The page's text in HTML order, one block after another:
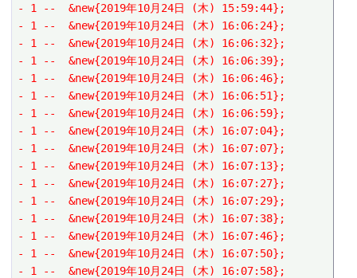
- 1 --  &new{2019年10月24日 (木) 15:59:44};
- 1 --  &new{2019年10月24日 (木) 16:06:24};
- 1 --  &new{2019年10月24日 (木) 16:06:32};
- 1 --  &new{2019年10月24日 (木) 16:06:39};
- 1 --  &new{2019年10月24日 (木) 16:06:46};
- 1 --  &new{2019年10月24日 (木) 16:06:51};
- 1 --  &new{2019年10月24日 (木) 16:06:59};
- 1 --  &new{2019年10月24日 (木) 16:07:04};
- 1 --  &new{2019年10月24日 (木) 16:07:07};
- 1 --  &new{2019年10月24日 (木) 16:07:13};
- 1 --  &new{2019年10月24日 (木) 16:07:27};
- 1 --  &new{2019年10月24日 (木) 16:07:29};
- 1 --  &new{2019年10月24日 (木) 16:07:38};
- 1 --  &new{2019年10月24日 (木) 16:07:46};
- 1 --  &new{2019年10月24日 (木) 16:07:50};
- 1 --  &new{2019年10月24日 (木) 16:07:58};